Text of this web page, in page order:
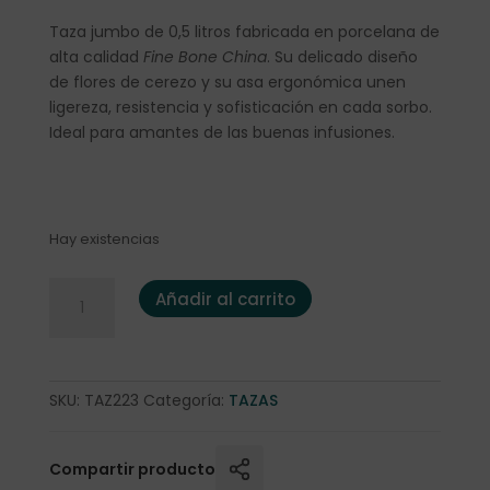
Taza jumbo de 0,5 litros fabricada en porcelana de
alta calidad Fine Bone China. Su delicado diseño
de flores de cerezo y su asa ergonómica unen
ligereza, resistencia y sofisticación en cada sorbo.
Ideal para amantes de las buenas infusiones.
Hay existencias
Mega taza "White Cherry" 0,5l. Fine Bone China cantidad
Añadir al carrito
SKU: TAZ223 Categoría: TAZAS
Compartir producto